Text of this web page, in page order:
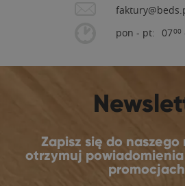
pon - pt: 0700
Zapisz się do
otrzymuj